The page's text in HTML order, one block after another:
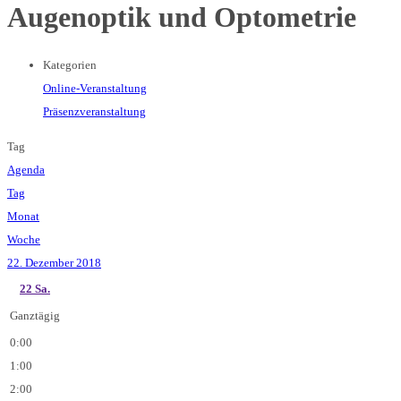
Augenoptik und Optometrie
Kategorien
Online-Veranstaltung
Präsenzveranstaltung
Tag
Agenda
Tag
Monat
Woche
22. Dezember 2018
22 Sa.
Ganztägig
0:00
1:00
2:00